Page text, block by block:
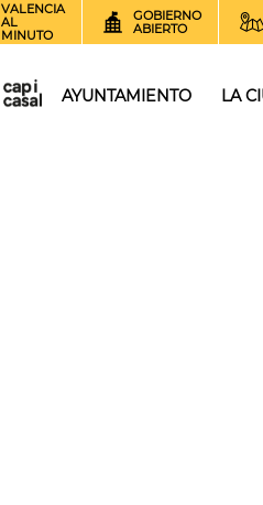
VALENCIA
AL
MINUTO
GOBIERNO
ABIERTO
AYUNTAMIENTO LA